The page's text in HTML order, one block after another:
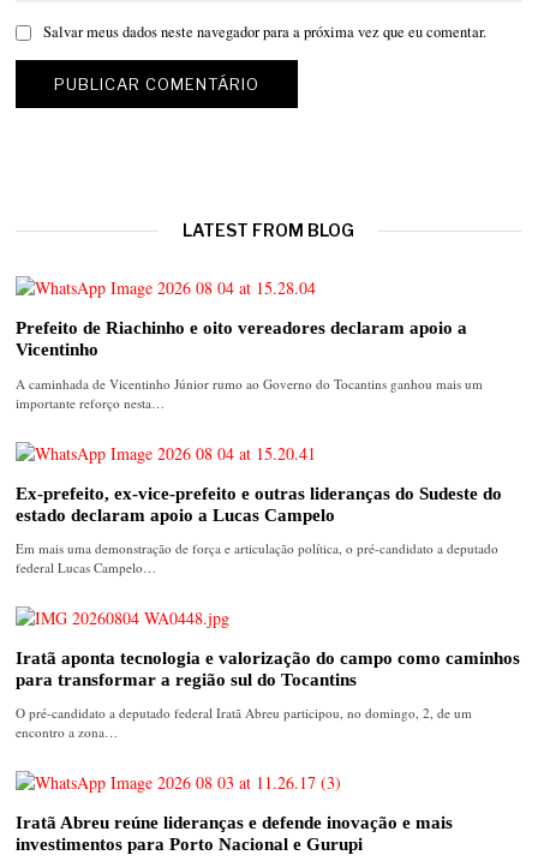
Salvar meus dados neste navegador para a próxima vez que eu comentar.
LATEST FROM BLOG
Prefeito de Riachinho e oito vereadores declaram apoio a
Vicentinho
A caminhada de Vicentinho Júnior rumo ao Governo do Tocantins ganhou mais um
importante reforço nesta…
Ex-prefeito, ex-vice-prefeito e outras lideranças do Sudeste do
estado declaram apoio a Lucas Campelo
Em mais uma demonstração de força e articulação política, o pré-candidato a deputado
federal Lucas Campelo…
Iratã aponta tecnologia e valorização do campo como caminhos
para transformar a região sul do Tocantins
O pré-candidato a deputado federal Iratã Abreu participou, no domingo, 2, de um
encontro a zona…
Iratã Abreu reúne lideranças e defende inovação e mais
investimentos para Porto Nacional e Gurupi